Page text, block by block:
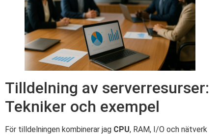
Tilldelning av serverresurser:
Tekniker och exempel
För tilldelningen kombinerar jag CPU, RAM, I/O och nätverk